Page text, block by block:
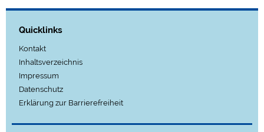
Quicklinks
Kontakt
Inhaltsverzeichnis
Impressum
Datenschutz
Erklärung zur Barrierefreiheit